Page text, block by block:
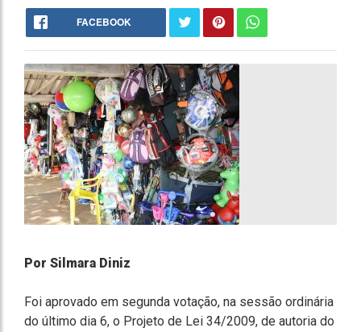
FACEBOOK
Por Silmara Diniz
Foi aprovado em segunda votação, na sessão ordinária
do último dia 6, o Projeto de Lei 34/2009, de autoria do